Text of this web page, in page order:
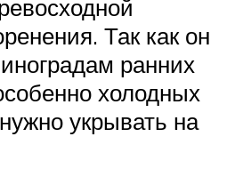
Так как он
ранних
холодных
укрывать на